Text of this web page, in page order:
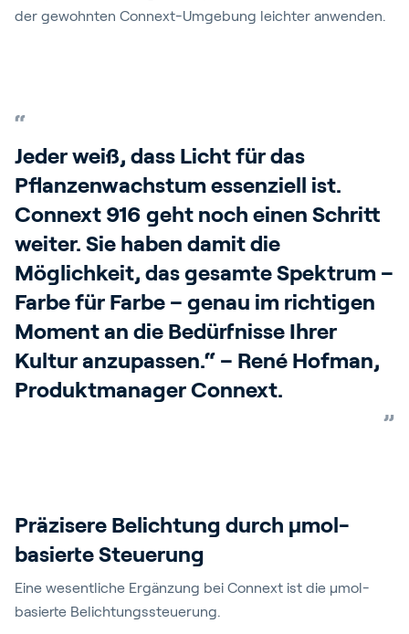
der gewohnten Connext-Umgebung leichter anwenden.
Jeder weiß, dass Licht für das
Pflanzenwachstum essenziell ist.
Connext 916 geht noch einen Schritt
weiter. Sie haben damit die
Möglichkeit, das gesamte Spektrum –
Farbe für Farbe – genau im richtigen
Moment an die Bedürfnisse Ihrer
Kultur anzupassen.“ – René Hofman,
Produktmanager Connext.
Präzisere Belichtung durch µmol-
basierte Steuerung
Eine wesentliche Ergänzung bei Connext ist die µmol-
basierte Belichtungssteuerung.